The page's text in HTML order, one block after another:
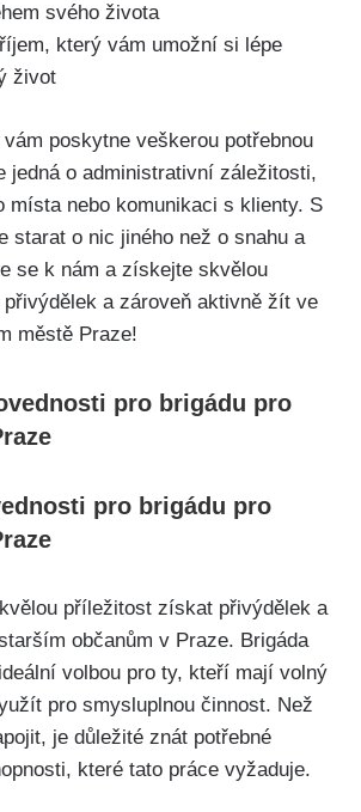
svého života
který vám umožní si lépe
život
poskytne veškerou potřebnou
jedná o administrativní záležitosti,
místa nebo komunikaci s klienty. S
starat o nic jiného než o snahu a
se k nám a získejte skvělou
a zároveň aktivně žít ve
městě Praze!
pro brigádu pro
pro brigádu pro
příležitost získat přivýdělek a
občanům v Praze. Brigáda
volbou pro ty, kteří mají volný
pro smysluplnou činnost. Než
je důležité znát potřebné
které tato práce vyžaduje.